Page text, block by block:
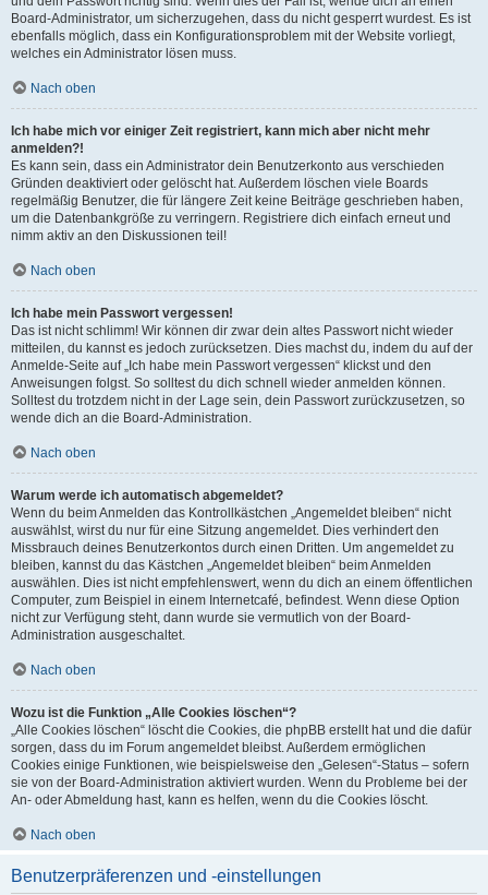
Board-Administrator, um sicherzugehen, dass du nicht gesperrt wurdest. Es ist
ebenfalls möglich, dass ein Konfigurationsproblem mit der Website vorliegt,
welches ein Administrator lösen muss.
Nach oben
Ich habe mich vor einiger Zeit registriert, kann mich aber nicht mehr
anmelden?!
Es kann sein, dass ein Administrator dein Benutzerkonto aus verschieden
Gründen deaktiviert oder gelöscht hat. Außerdem löschen viele Boards
regelmäßig Benutzer, die für längere Zeit keine Beiträge geschrieben haben,
um die Datenbankgröße zu verringern. Registriere dich einfach erneut und
nimm aktiv an den Diskussionen teil!
Nach oben
Ich habe mein Passwort vergessen!
Das ist nicht schlimm! Wir können dir zwar dein altes Passwort nicht wieder
mitteilen, du kannst es jedoch zurücksetzen. Dies machst du, indem du auf der
Anmelde-Seite auf „Ich habe mein Passwort vergessen“ klickst und den
Anweisungen folgst. So solltest du dich schnell wieder anmelden können.
Solltest du trotzdem nicht in der Lage sein, dein Passwort zurückzusetzen, so
wende dich an die Board-Administration.
Nach oben
Warum werde ich automatisch abgemeldet?
Wenn du beim Anmelden das Kontrollkästchen „Angemeldet bleiben“ nicht
auswählst, wirst du nur für eine Sitzung angemeldet. Dies verhindert den
Missbrauch deines Benutzerkontos durch einen Dritten. Um angemeldet zu
bleiben, kannst du das Kästchen „Angemeldet bleiben“ beim Anmelden
auswählen. Dies ist nicht empfehlenswert, wenn du dich an einem öffentlichen
Computer, zum Beispiel in einem Internetcafé, befindest. Wenn diese Option
nicht zur Verfügung steht, dann wurde sie vermutlich von der Board-
Administration ausgeschaltet.
Nach oben
Wozu ist die Funktion „Alle Cookies löschen“?
„Alle Cookies löschen“ löscht die Cookies, die phpBB erstellt hat und die dafür
sorgen, dass du im Forum angemeldet bleibst. Außerdem ermöglichen
Cookies einige Funktionen, wie beispielsweise den „Gelesen“-Status – sofern
sie von der Board-Administration aktiviert wurden. Wenn du Probleme bei der
An- oder Abmeldung hast, kann es helfen, wenn du die Cookies löscht.
Nach oben
Benutzerpräferenzen und -einstellungen